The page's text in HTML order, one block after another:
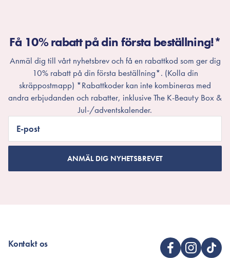
Få 10% rabatt på din första beställning!*
Anmäl dig till vårt nyhetsbrev och få en rabattkod som ger dig
10% rabatt på din första beställning*. (Kolla din
skräppostmapp) *Rabattkoder kan inte kombineras med
andra erbjudanden och rabatter, inklusive The K-Beauty Box &
Jul-/adventskalender.
E-post
ANMÄL DIG NYHETSBREVET
Kontakt os